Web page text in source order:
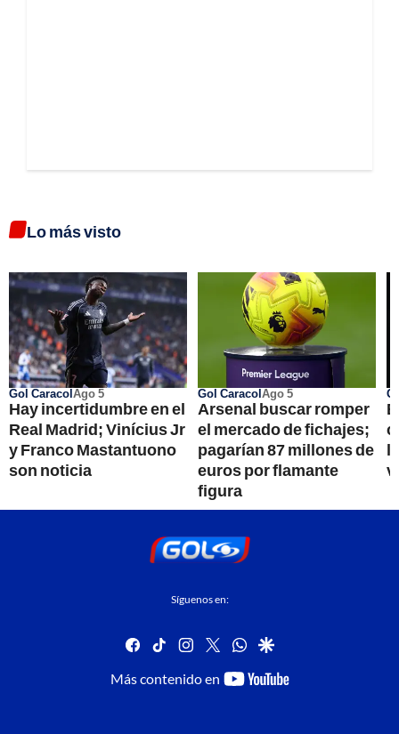
Lo más visto
Gol CaracolAgo 5
Hay incertidumbre en el
Real Madrid; Vinícius Jr
y Franco Mastantuono
son noticia
Gol CaracolAgo 5
Arsenal buscar romper
el mercado de fichajes;
pagarían 87 millones de
euros por flamante
figura
Síguenos en:
facebook
tiktok instagram
twitterwhatsapp
google
Más contenido en
youtube-